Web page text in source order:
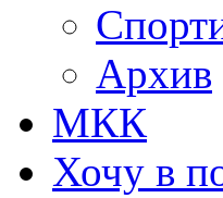
Архив
МКК
Хочу в